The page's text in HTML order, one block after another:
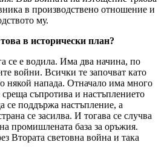
в производствено отношение и
му.
в исторически план?
се е водила. Има два начина, по
войни. Всички те започват като
някой напада. Отначало има много
съпротива и настъплението
се поддържа настъпление, а
се засилва. И тогава се случва
промишлената база за оръжия.
Втората световна война и така